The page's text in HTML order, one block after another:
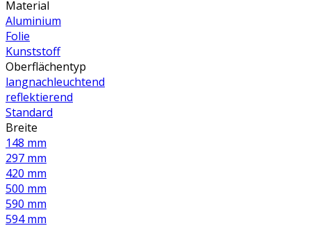
Material
Aluminium
Folie
Kunststoff
Oberflächentyp
langnachleuchtend
reflektierend
Standard
Breite
148 mm
297 mm
420 mm
500 mm
590 mm
594 mm